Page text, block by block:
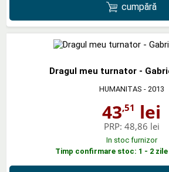
cumpără
Dragul meu turnator -
HUMANITAS - 2013
43,51 lei
PRP: 48,86 lei
In stoc furnizor
Timp confirmare stoc: 1 - 2